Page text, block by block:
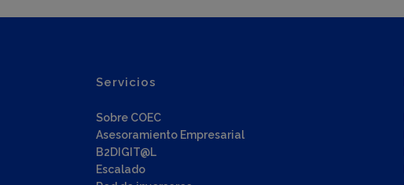
Servicios
Sobre COEC
Asesoramiento Empresarial
B2DIGIT@L
Escalado